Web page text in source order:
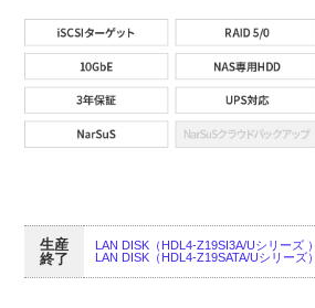
生産
終了
LAN DISK（HDL4-Z19SI3A/Uシリーズ ）
LAN DISK（HDL4-Z19SATA/Uシリーズ）